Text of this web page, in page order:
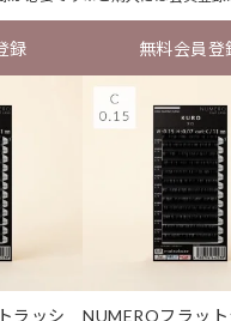
録 無料会員登
ラッシ
NUMEROフラッ